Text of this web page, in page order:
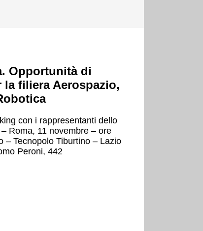
Opportunità di
la filiera Aerospazio,
con i rappresentanti dello
Roma, 11 novembre – ore
– Tecnopolo Tiburtino – Lazio
Peroni, 442